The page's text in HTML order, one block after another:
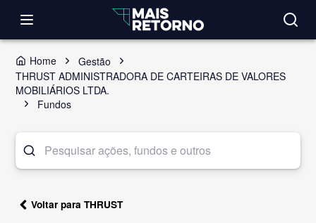
Home
Gestão
THRUST ADMINISTRADORA DE CARTEIRAS DE VALORES
MOBILIÁRIOS LTDA.
Fundos
Voltar para THRUST